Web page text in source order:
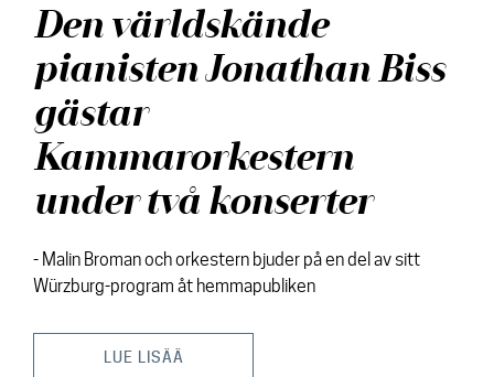
Biljetter
För publiken
Orkestern
Media
Kontakt
Den världskände
pianisten Jonathan Biss
gästar
Kammarorkestern
under två konserter
- Malin Broman och orkestern bjuder på en del av sitt
Würzburg-program åt hemmapubliken
LUE LISÄÄ